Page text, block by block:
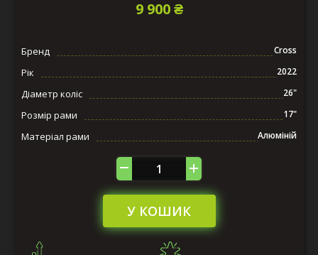
9 900 ₴
Бренд Cross
Рік 2022
Діаметр коліс 26"
Розмір рами 17"
Матеріал рами Алюміній
У КОШИК